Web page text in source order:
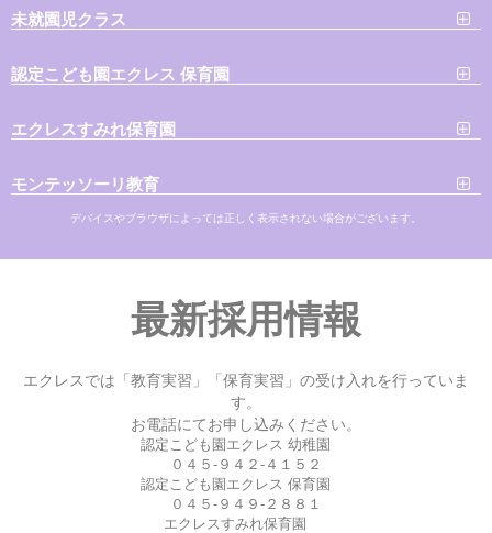
未就園児クラス
認定こども園エクレス 保育園
エクレスすみれ保育園
モンテッソーリ教育
デバイスやブラウザによっては正しく表示されない場合がございます。
最新採用情報
エクレスでは「教育実習」「保育実習」の受け入れを行っていま
す。
お電話にてお申し込みください。
認定こども園エクレス 幼稚園
０４５-９４２-４１５２
認定こども園エクレス 保育園
０４５-９４９-２８８１
エクレスすみれ保育園